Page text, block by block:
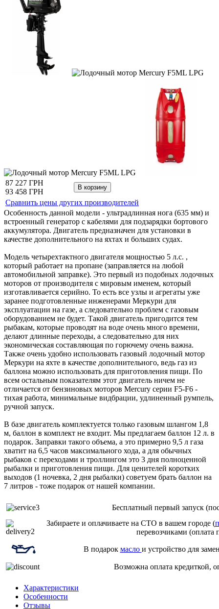
87 227 ГРН
93 458 ГРН
Сравнить цены других производителей
Особенность данной модели - ультрадлинная нога (635 мм) и
встроенный генератор с кабелями для подзарядки бортового
аккумулятора. Двигатель предназначен для установки в
качестве дополнительного на яхтах и больших судах.
Модель четырехтактного двигателя мощностью 5 л.с. ,
который работает на пропане (заправляется на любой
автомобильной заправке). Это первый из подобных лодочных
моторов от производителя с мировым именем, который
изготавливается серийно. То есть все узлы и агрегаты уже
заранее подготовленные инженерами Меркури для
эксплуатации на газе, а следовательно проблем с газовым
оборудованием не будет. Такой двигатель пригодится тем
рыбакам, которые проводят на воде очень много времени,
делают длинные переходы, а следовательно для них
экономическая составляющая по горючему очень важна.
Также очень удобно использовать газовый лодочный мотор
Меркури на яхте в качестве дополнительного, ведь газ из
баллона можно использовать для приготовления пищи. По
всем остальным показателям этот двигатель ничем не
отличается от бензиновых моторов Mercury серии F5-F6 -
тихая работа, минимальные видбрации, удлиненный румпель,
ручной запуск.
В базе двигатель комплектуется только газовым шлангом 1,8
м, баллон в комплект не входит. Мы предлагаем баллон 12 л. в
подарок. Заправки такого объема, а это примерно 9,5 л газа
хватит на 6,5 часов максимального хода, а для обычных
рыбаков с переходами и троллингом это 3 дня полноценной
рыбалки и приготовления пищи. Для ценителей коротких
выходов (1 ночевка, 2 дня рыбалки) советуем брать баллон на
7 литров - тоже подарок от нашей компании.
Бесплатный первый запуск
Забираете и оплачиваете на СТО в вашем городе (
перевозчиками (оплата
В подарок масло и устройство для
Возможна оплата кредиткой,
Характеристики
Особенности
Отзывы